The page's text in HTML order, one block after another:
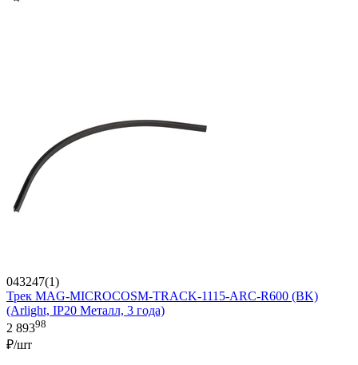
043247(1)
Трек MAG-MICROCOSM-TRACK-1115-ARC-R600 (BK)
(Arlight, IP20 Металл, 3 года)
2 89398
₽/шт